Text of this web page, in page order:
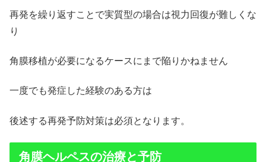
再発を繰り返すことで実質型の場合は視力回復が難しくな
り
角膜移植が必要になるケースにまで陥りかねません
一度でも発症した経験のある方は
後述する再発予防対策は必須となります。
角膜ヘルペスの治療と予防